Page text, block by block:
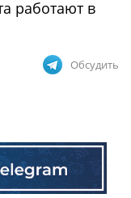
работают в
Обсудить